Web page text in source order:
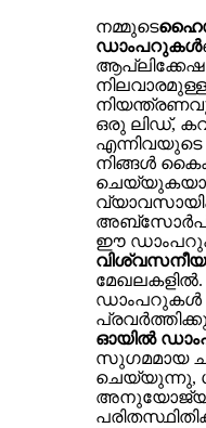
നമ്മുടെ
ഡാംപറുകൾ
ഒരു ലിഡ്,
എന്നിവയുടെ
നിങ്ങൾ
ഈ
ഡാംപറുകൾ
ഓയിൽ
സുഗമമായ
ചെയ്യുന്നു,